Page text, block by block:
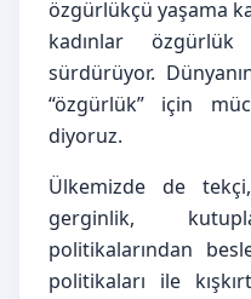
özgürlükçü yaşama
kadınlar özgürlük
sürdürüyor.
“özgürlük” için
diyoruz.
Ülkemizde de
gerginlik,
politikalarından
politikaları ile